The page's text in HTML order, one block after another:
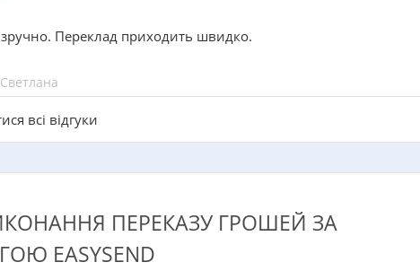
зручно. Переклад приходить швидко.
Светлана
всі відгуки
ПЕРЕКАЗУ ГРОШЕЙ ЗА
EASYSEND